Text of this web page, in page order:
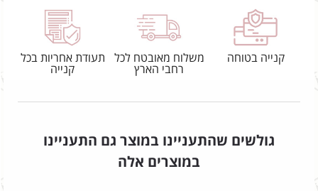
קנייה בטוחה
משלוח מאובטח לכל
רחבי הארץ
תעודת אחריות בכל
קנייה
גולשים שהתעניינו במוצר גם התעניינו
במוצרים אלה